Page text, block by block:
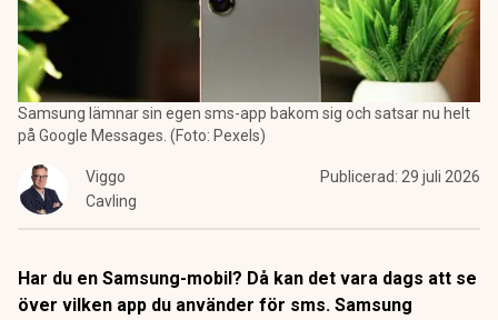
Samsung lämnar sin egen sms-app bakom sig och satsar nu helt
på Google Messages. (Foto: Pexels)
Viggo
Cavling
Publicerad: 29 juli 2026
Har du en Samsung-mobil? Då kan det vara dags att se
över vilken app du använder för sms. Samsung